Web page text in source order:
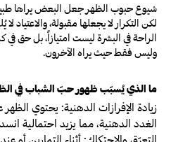
شيوع حبوب الظهر جعل البعض يراها
لكن التكرار لا يجعلها مقبولة، والاعتياد
الراحة في البشرة ليست امتيازاً، بل حق
وليس فقط حيث يراه الآخرون.
ما الذي يُسبّب ظهور حبّ الشباب في
زيادة الإفرازات الدهنية: يحتوي الظهر
الغدد الدهنية، مما يزيد احتمالية